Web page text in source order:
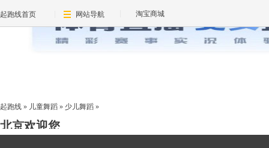
起跑线首页 网站导航 淘宝商城
起跑线 » 儿童舞蹈 » 少儿舞蹈 »
北京欢迎您